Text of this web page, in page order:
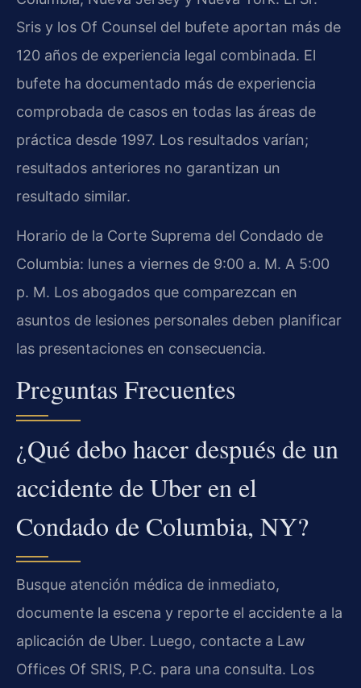
Sris y los Of Counsel del bufete aportan más de
120 años de experiencia legal combinada. El
bufete ha documentado más de experiencia
comprobada de casos en todas las áreas de
práctica desde 1997. Los resultados varían;
resultados anteriores no garantizan un
resultado similar.
Horario de la Corte Suprema del Condado de
Columbia: lunes a viernes de 9:00 a. M. A 5:00
p. M. Los abogados que comparezcan en
asuntos de lesiones personales deben planificar
las presentaciones en consecuencia.
Preguntas Frecuentes
¿Qué debo hacer después de un
accidente de Uber en el
Condado de Columbia, NY?
Busque atención médica de inmediato,
documente la escena y reporte el accidente a la
aplicación de Uber. Luego, contacte a Law
Offices Of SRIS, P.C. para una consulta. Los